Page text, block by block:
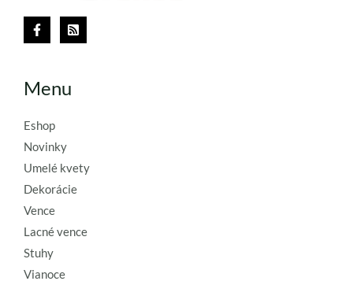
Menu
Eshop
Novinky
Umelé kvety
Dekorácie
Vence
Lacné vence
Stuhy
Vianoce